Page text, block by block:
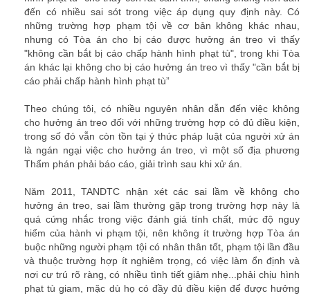
đến có nhiều sai sót trong việc áp dụng quy định này. Có
những trường hợp phạm tội về cơ bản không khác nhau,
nhưng có Tòa án cho bị cáo được hưởng án treo vì thấy
"không cần bắt bị cáo chấp hành hình phạt tù", trong khi Tòa
án khác lại không cho bị cáo hưởng án treo vì thấy "cần bắt bị
cáo phải chấp hành hình phạt tù”
Theo chúng tôi, có nhiều nguyên nhân dẫn đến việc không
cho hưởng án treo đối với những trường hợp có đủ điều kiện,
trong số đó vẫn còn tồn tại ý thức pháp luật của người xử án
là ngán ngại việc cho hưởng án treo, vì một số địa phương
Thẩm phán phải báo cáo, giải trình sau khi xử án.
Năm 2011, TANDTC nhận xét các sai lầm về không cho
hưởng án treo, sai lầm thường gặp trong trường hợp này là
quá cứng nhắc trong việc đánh giá tính chất, mức độ nguy
hiểm của hành vi phạm tội, nên không ít trường hợp Tòa án
buộc những người phạm tội có nhân thân tốt, phạm tội lần đầu
và thuộc trường hợp ít nghiêm trọng, có việc làm ổn định và
nơi cư trú rõ ràng, có nhiều tình tiết giảm nhẹ...phải chịu hình
phạt tù giam, mặc dù họ có đầy đủ điều kiện để được hưởng